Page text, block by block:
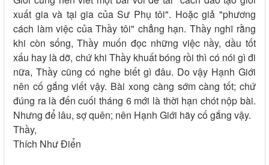
xuất gia và tại gia của Sư Phụ tôi". Hoặc giả "phương
cách làm việc của Thầy tôi" chẳng hạn. Thầy nghĩ rằng
khi còn sống, Thầy muốn đọc những việc nầy, dầu tốt
xấu hay là dỡ, chứ khi Thầy khuất bóng rồi thì có nói gì đi
nữa, Thầy cũng có nghe biết gì đâu. Do vậy Hạnh Giới
nên cố gắng viết vậy. Bài xong càng sớm càng tốt; chứ
đúng ra là đến cuối tháng 6 mới là thời hạn chót nộp bài.
Nhưng để lâu, sợ quên; nên Hạnh Giới hãy cố gắng vậy.
Thầy,
Thích Như Điển